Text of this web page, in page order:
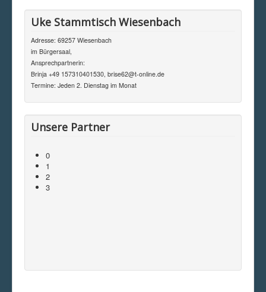
Uke Stammtisch Wiesenbach
Adresse: 69257 Wiesenbach
im Bürgersaal,
Ansprechpartnerin:
Brinja +49 157310401530, brise62@t-online.de
Termine: Jeden 2. Dienstag im Monat
Unsere Partner
0
1
2
3